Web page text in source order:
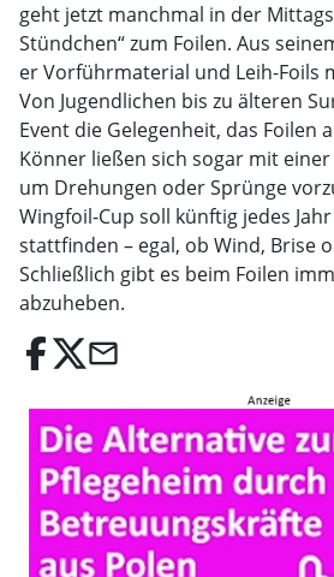
geht jetzt manchmal in der
Stündchen“ zum Foilen. Aus
er Vorführmaterial und Leih-Foils
Von Jugendlichen bis zu älteren
Event die Gelegenheit, das Foilen
Könner ließen sich sogar mit einer
um Drehungen oder Sprünge
Wingfoil-Cup soll künftig jedes
stattfinden – egal, ob Wind, Brise
Schließlich gibt es beim Foilen
abzuheben.
email